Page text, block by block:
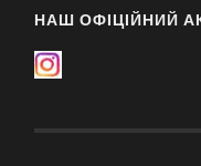
НАШ ОФІЦІЙНИЙ